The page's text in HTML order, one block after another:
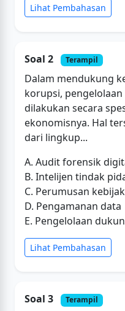
Lihat Pembahasan
Soal 2 Terampil
Dalam mendukung
korupsi,
dilakukan secara
ekonomisnya. Hal
dari lingkup...
A. Audit forensik
B. Intelijen tindak
C. Perumusan
D. Pengamanan data
E. Pengelolaan
Lihat Pembahasan
Soal 3 Terampil